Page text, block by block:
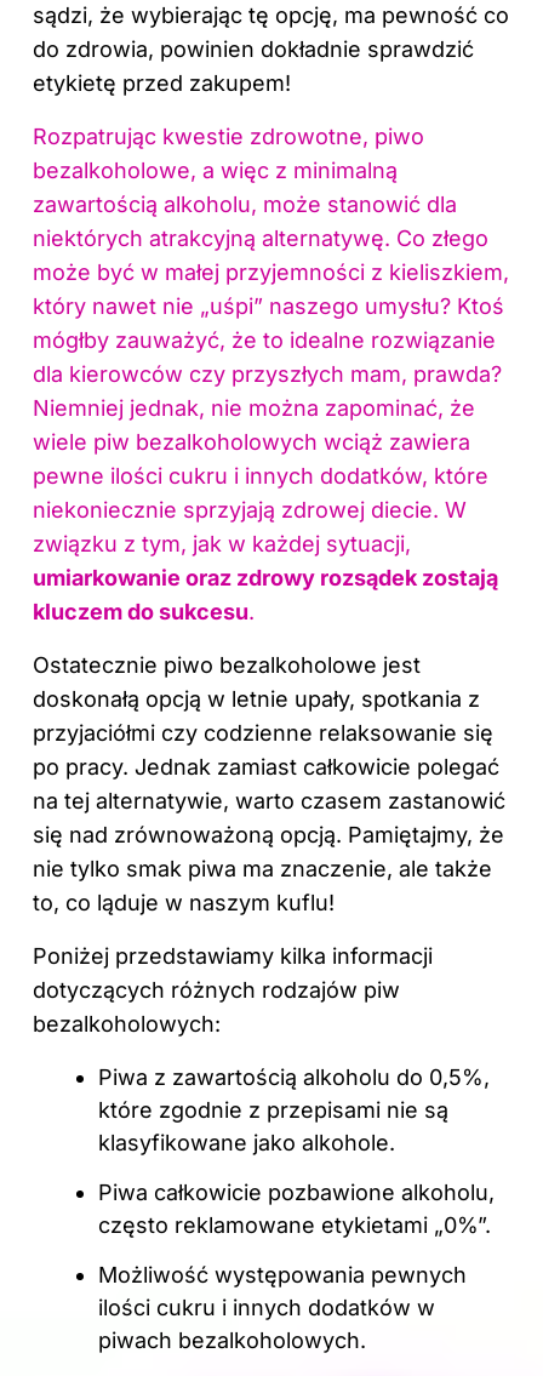
sądzi, że wybierając tę opcję, ma pewność co
do zdrowia, powinien dokładnie sprawdzić
etykietę przed zakupem!
Rozpatrując kwestie zdrowotne, piwo
bezalkoholowe, a więc z minimalną
zawartością alkoholu, może stanowić dla
niektórych atrakcyjną alternatywę. Co złego
może być w małej przyjemności z kieliszkiem,
który nawet nie „uśpi” naszego umysłu? Ktoś
mógłby zauważyć, że to idealne rozwiązanie
dla kierowców czy przyszłych mam, prawda?
Niemniej jednak, nie można zapominać, że
wiele piw bezalkoholowych wciąż zawiera
pewne ilości cukru i innych dodatków, które
niekoniecznie sprzyjają zdrowej diecie. W
związku z tym, jak w każdej sytuacji,
umiarkowanie oraz zdrowy rozsądek zostają
kluczem do sukcesu.
Ostatecznie piwo bezalkoholowe jest
doskonałą opcją w letnie upały, spotkania z
przyjaciółmi czy codzienne relaksowanie się
po pracy. Jednak zamiast całkowicie polegać
na tej alternatywie, warto czasem zastanowić
się nad zrównoważoną opcją. Pamiętajmy, że
nie tylko smak piwa ma znaczenie, ale także
to, co ląduje w naszym kuflu!
Poniżej przedstawiamy kilka informacji
dotyczących różnych rodzajów piw
bezalkoholowych:
Piwa z zawartością alkoholu do 0,5%,
które zgodnie z przepisami nie są
klasyfikowane jako alkohole.
Piwa całkowicie pozbawione alkoholu,
często reklamowane etykietami „0%”.
Możliwość występowania pewnych
ilości cukru i innych dodatków w
piwach bezalkoholowych.